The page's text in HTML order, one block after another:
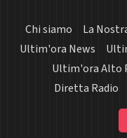
Chi siamo La
Ultim'ora News
Ultim'ora Alto
Diretta Radio